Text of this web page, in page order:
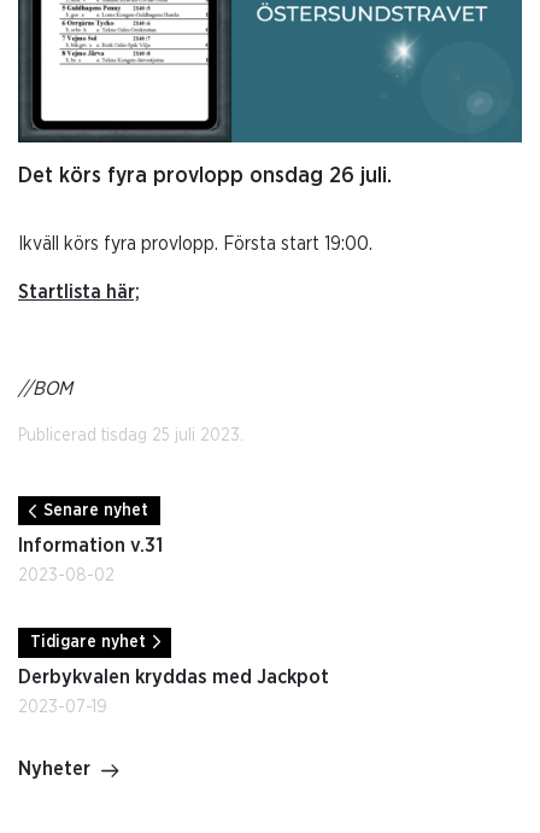
Det körs fyra provlopp onsdag 26 juli.
Ikväll körs fyra provlopp. Första start 19:00.
Startlista här;
//BOM
Publicerad tisdag 25 juli 2023.
Senare nyhet
Information v.31
2023-08-02
Tidigare nyhet
Derbykvalen kryddas med Jackpot
2023-07-19
Nyheter